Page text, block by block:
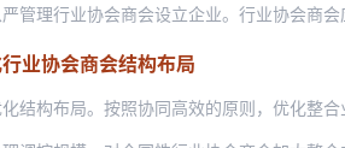
管理行业协会商会设立企业。行业协会商会应当按照合
业协会商会结构布局
结构布局。按照协同高效的原则，优化整合业务交叉重